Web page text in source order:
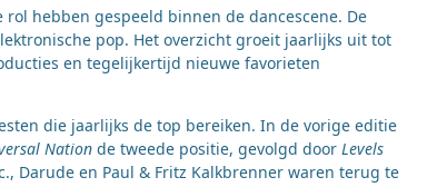
hebben gespeeld binnen de dancescene. De
pop. Het overzicht groeit jaarlijks uit tot
en tegelijkertijd nieuwe favorieten
die jaarlijks de top bereiken. In de vorige editie
Nation de tweede positie, gevolgd door Levels
Darude en Paul & Fritz Kalkbrenner waren terug te